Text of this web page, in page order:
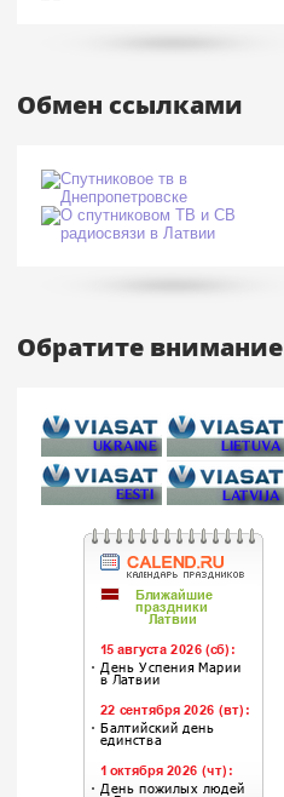
Обмен ссылками
Обратите внимание